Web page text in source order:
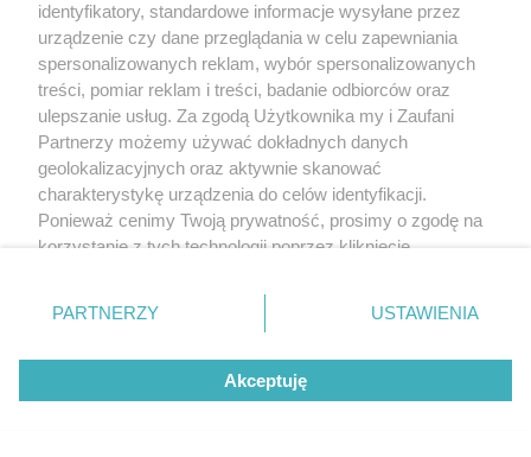
przedszkolu. Kolejne dzieci
przechodzą badania
Brutalny atak przed Złotymi
identyfikatory, standardowe informacje wysyłane przez
urządzenie czy dane przeglądania w celu zapewniania
spersonalizowanych reklam, wybór spersonalizowanych
treści, pomiar reklam i treści, badanie odbiorców oraz
ulepszanie usług. Za zgodą Użytkownika my i Zaufani
Partnerzy możemy używać dokładnych danych
geolokalizacyjnych oraz aktywnie skanować
charakterystykę urządzenia do celów identyfikacji.
Ponieważ cenimy Twoją prywatność, prosimy o zgodę na
korzystanie z tych technologii poprzez kliknięcie
zmienić/wycofać klikając przycisk ustawień prywatności
znajdujący się w lewym dolnym rogu strony
rodzaje przetwarzania danych nie wymagają zgody
użytkownika, ale masz prawo sprzeciwić się takiemu
przetwarzaniu. Preferencje będą miały zastosowanie tylko
PARTNERZY USTAWIENIA
Akceptuję